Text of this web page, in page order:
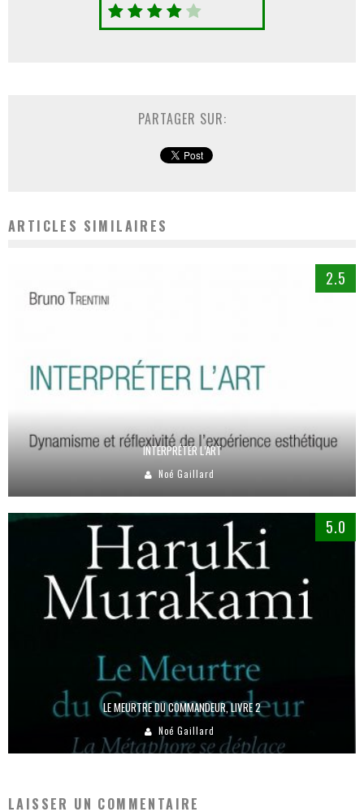
PARTAGER SUR:
ARTICLES SIMILAIRES
2.5
INTERPRÉTER L’ART
Noé Gaillard
5.0
LE MEURTRE DU COMMANDEUR, LIVRE 2
Noé Gaillard
LAISSER UN COMMENTAIRE